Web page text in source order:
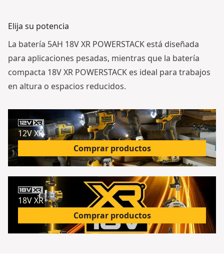
Elija su potencia
La batería 5AH 18V XR POWERSTACK está diseñada
para aplicaciones pesadas, mientras que la batería
compacta 18V XR POWERSTACK es ideal para trabajos
en altura o espacios reducidos.
12V XR
Comprar productos
18V XR
Comprar productos